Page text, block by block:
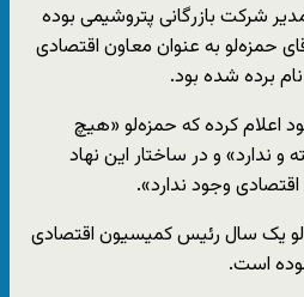
حمزه‌لو تا مهرماه سال ۹۰ مدیر شرکت بازرگانی پتروشیمی بوده
حمزه‌لو به عنوان معاون اقتصادی
برده شده بود.
اعلام کرده که حمزه‌لو «هیچ
و ندارد» و در ساختار این نهاد
وجود ندارد».
یک سال رئیس کمیسیون اقتصاد‌ی
است.